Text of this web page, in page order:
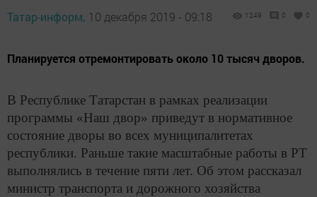
Татар-информ, 10 декабря 2019 - 09:18 1249 0 0
Планируется отремонтировать около 10 тысяч дворов.
В Республике Татарстан в рамках реализации
программы «Наш двор» приведут в нормативное
состояние дворы во всех муниципалитетах
республики. Раньше такие масштабные работы в РТ
выполнялись в течение пяти лет. Об этом рассказал
министр транспорта и дорожного хозяйства